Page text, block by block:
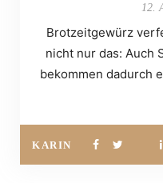
12.
Brotzeitgewürz
nicht nur das: Auch
bekommen dadurch
KARIN